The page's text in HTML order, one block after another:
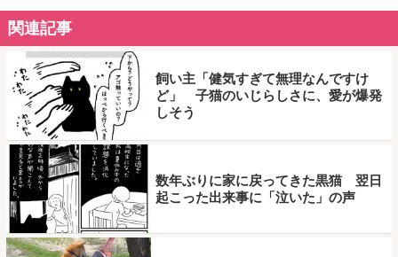
関連記事
飼い主「健気すぎて無理なんですけ
ど」 子猫のいじらしさに、愛が爆発
しそう
数年ぶりに家に戻ってきた黒猫 翌日
起こった出来事に「泣いた」の声